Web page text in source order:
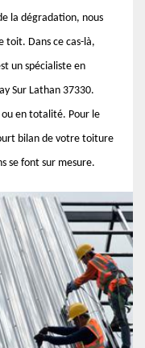
la dégradation, nous
toit. Dans ce cas-là,
un spécialiste en
Sur Lathan 37330.
en totalité. Pour le
bilan de votre toiture
se font sur mesure.